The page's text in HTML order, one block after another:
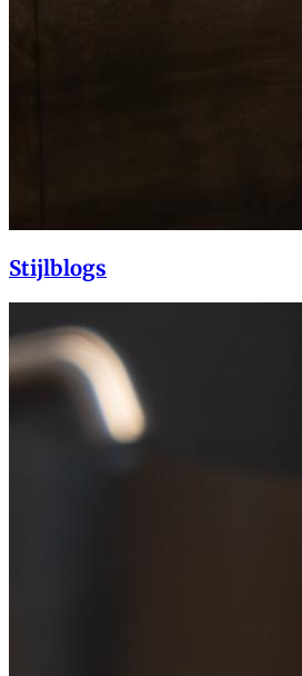
Stijlblogs